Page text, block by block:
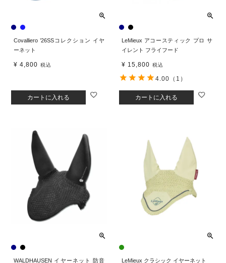
Covalliero ’26SSコレクション イヤ
ーネット
¥ 4,800 税込
カートに入れる
LeMieux アコースティック プロ サ
イレント フライフード
¥ 15,800 税込
カートに入れる
4.00 （1）
WALDHAUSEN イヤーネット 防音 LeMieux クラシック イヤーネット